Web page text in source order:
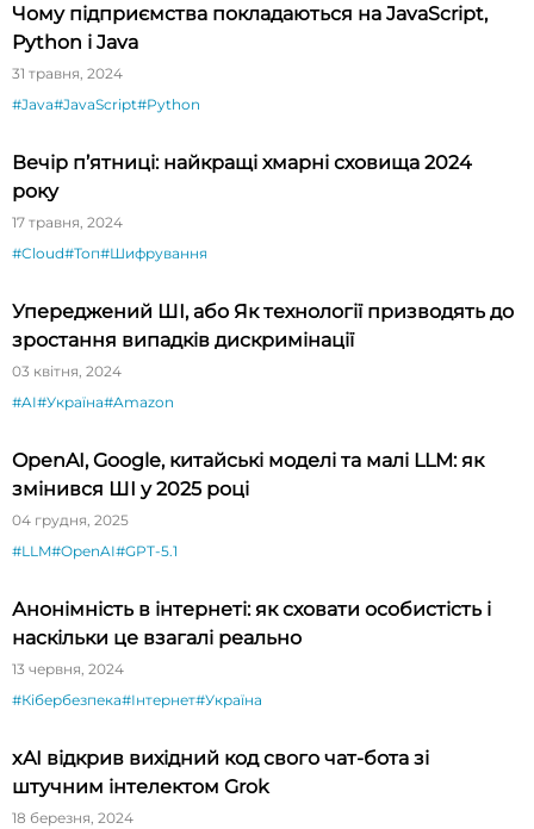
Чому підприємства покладаються на JavaScript,
Python і Java
31 травня, 2024
#Java#JavaScript#Python
Вечір п’ятниці: найкращі хмарні сховища 2024
року
17 травня, 2024
#Cloud#Топ#Шифрування
Упереджений ШІ, або Як технології призводять до
зростання випадків дискримінації
03 квітня, 2024
#AI#Україна#Amazon
OpenAI, Google, китайські моделі та малі LLM: як
змінився ШІ у 2025 році
04 грудня, 2025
#LLM#OpenAI#GPT-5.1
Анонімність в інтернеті: як сховати особистість і
наскільки це взагалі реально
13 червня, 2024
#Кібербезпека#Інтернет#Україна
xAI відкрив вихідний код свого чат-бота зі
штучним інтелектом Grok
18 березня, 2024